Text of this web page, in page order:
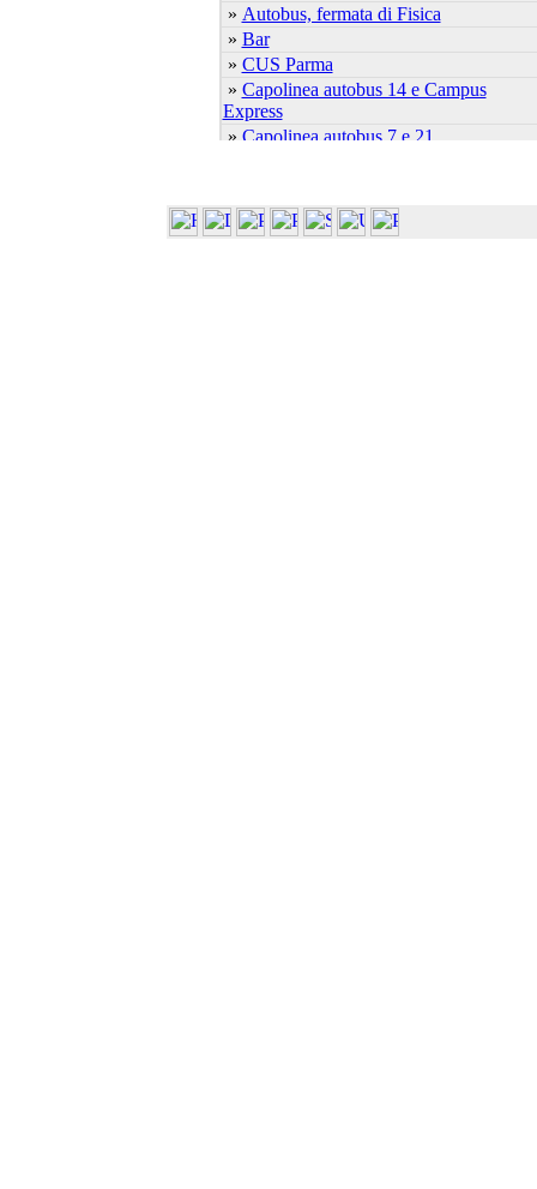
» Autobus, fermata di Fisica
» Bar
» CUS Parma
» Capolinea autobus 14 e Campus
Express
» Capolinea autobus 7 e 21
»Centro S.Elisabetta
»Dip. Bioscienze (Biochim. Biol.